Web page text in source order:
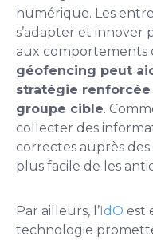
numérique. Les
s’adapter et innover
aux comportements
géofencing peut
stratégie
groupe cible.
collecter des
correctes auprès
plus facile de les
Par ailleurs, l’IdO est
technologie